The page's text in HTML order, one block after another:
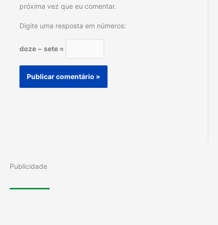
próxima vez que eu comentar.
Digite uma resposta em números:
doze − sete =
Publicidade